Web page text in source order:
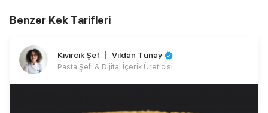
Benzer Kek Tarifleri
Kıvırcık Şef 〡 Vildan Tünay
Pasta Şefi & Dijital İçerik Üreticisi